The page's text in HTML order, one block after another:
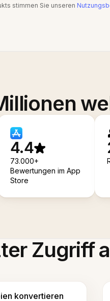
stimmen Sie unseren
4.4
73.000+
Bewertungen im App
Store
Zugriff
konvertieren